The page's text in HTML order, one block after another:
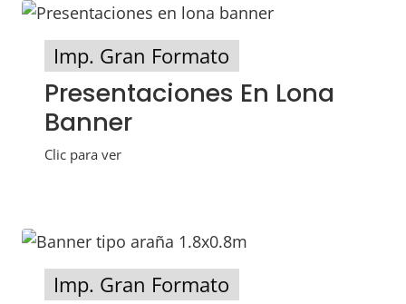
Imp. Gran Formato
Presentaciones En Lona
Banner
Clic para ver
Imp. Gran Formato